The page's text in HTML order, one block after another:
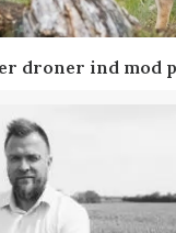
droner ind mod